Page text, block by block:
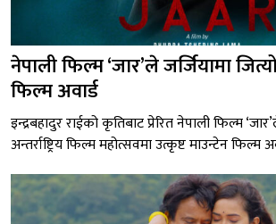
नेपाली फिल्म ‘जार’ले जर्जियामा
फिल्म अवार्ड
इन्द्रबहादुर राईको कृतिबाट प्रेरित नेपाली फिल्म
अन्तर्राष्ट्रिय फिल्म महोत्सवमा उत्कृष्ट माउन्टेन फिल्म